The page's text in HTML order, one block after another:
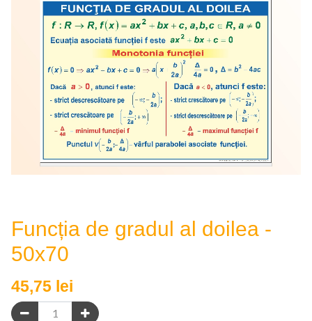
Funcția de gradul al doilea -
50x70
45,75 lei